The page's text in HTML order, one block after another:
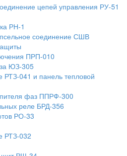
цепей управления РУ-51
РН-1
соединение СШВ
ПРП-010
ЮЗ-305
041 и панель тепловой
фаз ППРФ-300
реле БРД-356
РО-33
РТЗ-032